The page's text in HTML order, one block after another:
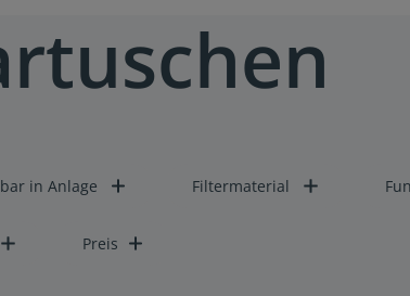
in Anlage Filtermaterial
Preis